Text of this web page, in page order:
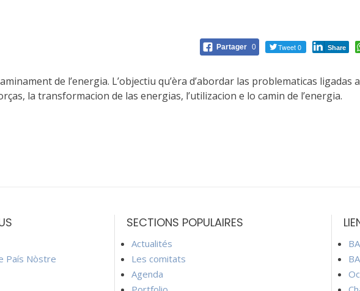
Partager 0 Tweet 0 Share
de l’energia. L’objectiu qu’èra d’abordar las problematicas ligadas
la transformacion de las energias, l’utilizacion e lo camin de l’energia.
País Nòstre
SECTIONS POPULAIRES
Actualités
Les comitats
Agenda